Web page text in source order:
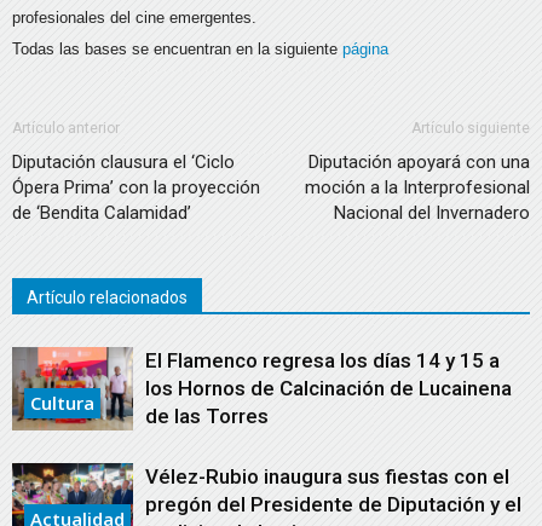
profesionales del cine emergentes.
Todas las bases se encuentran en la siguiente página
Artículo anterior
Diputación clausura el ‘Ciclo
Ópera Prima’ con la proyección
de ‘Bendita Calamidad’
Artículo siguiente
Diputación apoyará con una
moción a la Interprofesional
Nacional del Invernadero
Artículo relacionados
Cultura
El Flamenco regresa los días 14 y 15 a
los Hornos de Calcinación de Lucainena
de las Torres
Actualidad
Vélez-Rubio inaugura sus fiestas con el
pregón del Presidente de Diputación y el